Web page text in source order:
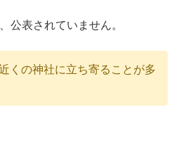
公表されていません。
くの神社に立ち寄ることが多